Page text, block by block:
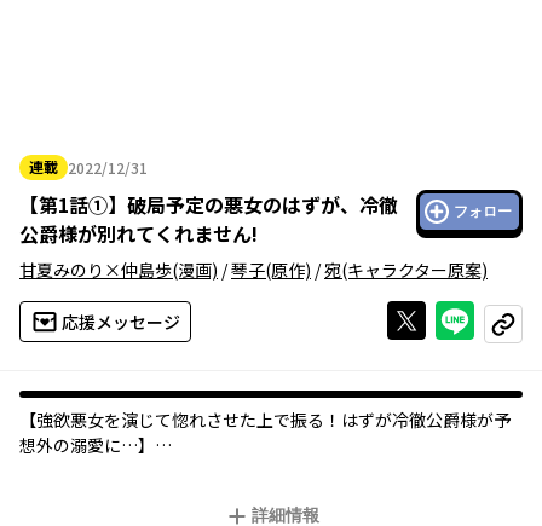
連載 2022/12/31
2022年12月31日
【第1話①】 破局予定の悪女のはずが、冷徹
公爵様が別れてくれません!
フォロー
甘夏みのり×仲島歩(漫画) /琴子(原作) /宛(キャラクター原案)
応援メッセージ Xで投稿する
ライン
コピー
【強欲悪女を演じて惚れさせた上で振る！はずが冷徹公爵様が予
想外の溺愛に…】
詳細情報